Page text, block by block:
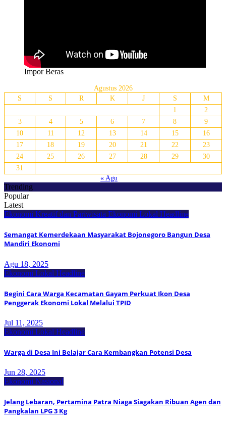
Impor Beras
Agustus 2026
S
S R K J S
M
1
2
3
4 5 6 7 8
9
10
11 12 13 14 15
16
17
18 19 20 21 22
23
24
25 26 27 28 29
30
31
« Agu
Trending
Popular
Latest
Ekonomi Kreatif dan Pariwisata Ekonomi Lokal Headline
Semangat Kemerdekaan Masyarakat Bojonegoro Bangun Desa
Mandiri Ekonomi
Agu 18, 2025
Ekonomi Lokal Headline
Begini Cara Warga Kecamatan Gayam Perkuat Ikon Desa
Penggerak Ekonomi Lokal Melalui TPID
Jul 11, 2025
Ekonomi Lokal Headline
Warga di Desa Ini Belajar Cara Kembangkan Potensi Desa
Jun 28, 2025
Ekonomi Nasional
Jelang Lebaran, Pertamina Patra Niaga Siagakan Ribuan Agen dan
Pangkalan LPG 3 Kg